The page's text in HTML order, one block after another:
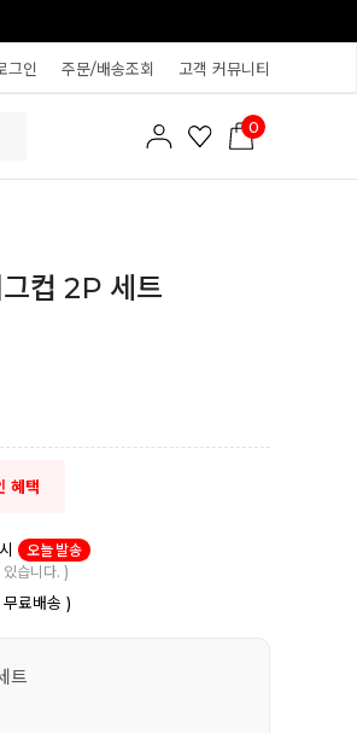
그인 주문/배송조회 고객 커뮤니티
0
컵 2P 세트
혜택
오늘 발송
습니다. )
료배송 )
트